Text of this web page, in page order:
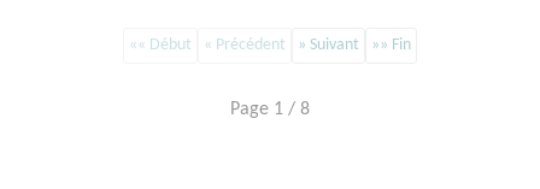
(le rythme pourra évoluer à l'approche de l'événement)
selon les besoins et les disponibilités.
«« Début « Précédent » Suivant »» Fin
Page 1 / 8